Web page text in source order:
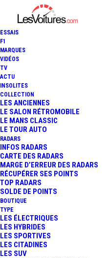
ESSAIS
F1
MARQUES
VIDÉOS
TV
ACTU
INSOLITES
COLLECTION
LES ANCIENNES
LE SALON RÉTROMOBILE
LE MANS CLASSIC
LE TOUR AUTO
RADARS
INFOS RADARS
CARTE DES RADARS
MARGE D’ERREUR DES RADARS
RÉCUPÉRER SES POINTS
TOP RADARS
SOLDE DE POINTS
BOUTIQUE
TYPE
LES ÉLECTRIQUES
LES HYBRIDES
LES SPORTIVES
LES CITADINES
LES SUV
RESTOMOD :
NÉO-
5 Minutes